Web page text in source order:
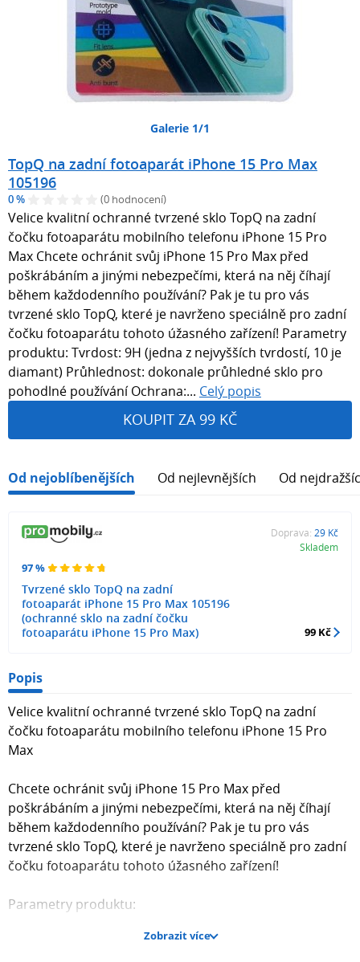
Galerie 1/1
TopQ na zadní fotoaparát iPhone 15 Pro Max
105196
0 % (0 hodnocení)
Velice kvalitní ochranné tvrzené sklo TopQ na zadní
čočku fotoaparátu mobilního telefonu iPhone 15 Pro
Max Chcete ochránit svůj iPhone 15 Pro Max před
poškrábáním a jinými nebezpečími, která na něj číhají
během každodenního používání? Pak je tu pro vás
tvrzené sklo TopQ, které je navrženo speciálně pro zadní
čočku fotoaparátu tohoto úžasného zařízení! Parametry
produktu: Tvrdost: 9H (jedna z nejvyšších tvrdostí, 10 je
diamant) Průhlednost: dokonale průhledné sklo pro
pohodlné používání Ochrana:... Celý popis
KOUPIT ZA 99 KČ
Od nejoblíbenějších Od nejlevnějších Od
97 %
Tvrzené sklo TopQ na zadní
fotoaparát iPhone 15 Pro Max 105196
(ochranné sklo na zadní čočku
fotoaparátu iPhone 15 Pro Max)
Doprava: 29 Kč
Skladem
99 Kč
Popis
Velice kvalitní ochranné tvrzené sklo TopQ na zadní
čočku fotoaparátu mobilního telefonu iPhone 15 Pro
Max
Chcete ochránit svůj iPhone 15 Pro Max před
poškrábáním a jinými nebezpečími, která na něj číhají
během každodenního používání? Pak je tu pro vás
tvrzené sklo TopQ, které je navrženo speciálně pro zadní
čočku fotoaparátu tohoto úžasného zařízení!
Parametry produktu:
Tvrdost: 9H (jedna z nejvyšších tvrdostí, 10 je diamant)
Zobrazit více